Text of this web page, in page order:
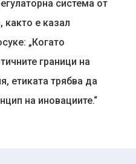
система от
е казал
„Когато
граници на
етиката трябва да
на иновациите.“